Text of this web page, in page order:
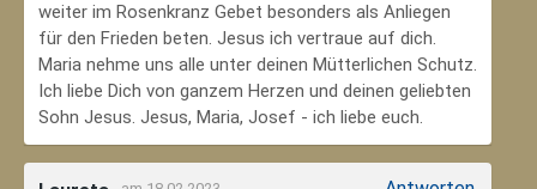
weiter im Rosenkranz Gebet besonders als Anliegen
für den Frieden beten. Jesus ich vertraue auf dich.
Maria nehme uns alle unter deinen Mütterlichen Schutz.
Ich liebe Dich von ganzem Herzen und deinen geliebten
Sohn Jesus. Jesus, Maria, Josef - ich liebe euch.